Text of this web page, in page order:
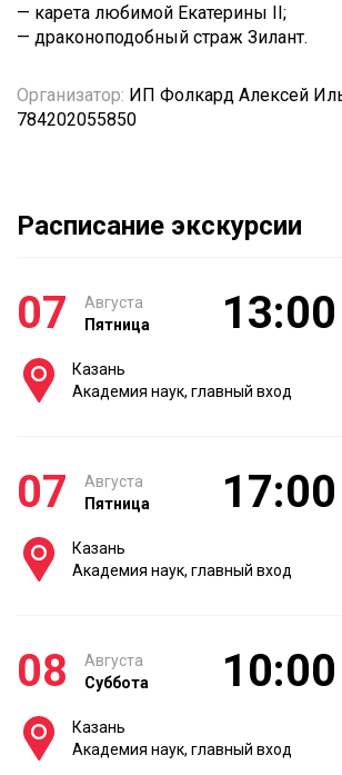
— карета любимой Екатерины II;
— драконоподобный страж Зилант.
Организатор: ИП Фолкард Алексей
784202055850
Расписание экскурсии
07
Августа
Пятница
13:00
Казань
Академия наук, главный вход
07
Августа
Пятница
17:00
Казань
Академия наук, главный вход
08
Августа
Суббота
10:00
Казань
Академия наук, главный вход